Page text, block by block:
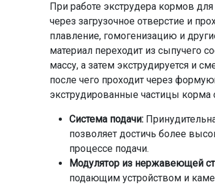
При работе экструдера кормов
через загрузочное отверстие и
плавление, гомогенизацию и
материал переходит из сыпучего
массу, а затем экструдируется и
после чего проходит через
экструдированные частицы корма
Система подачи:
позволяет достичь более
процессе подачи.
Модулятор из нержавеющей
подающим устройством и